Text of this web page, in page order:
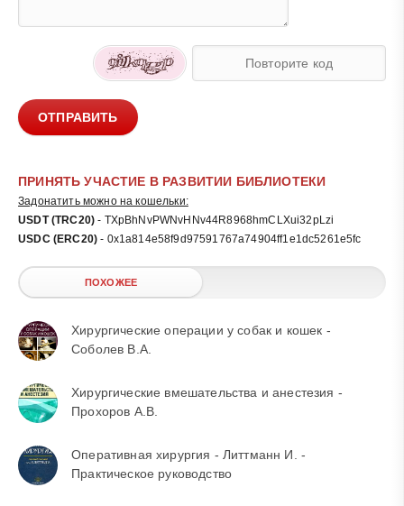
ОТПРАВИТЬ
ПРИНЯТЬ УЧАСТИЕ В РАЗВИТИИ БИБЛИОТЕКИ
Задонатить можно на кошельки:
USDT (TRC20) - TXpBhNvPWNvHNv44R8968hmCLXui32pLzi
USDC (ERC20) - 0x1a814e58f9d97591767a74904ff1e1dc5261e5fc
ПОХОЖЕЕ
Хирургические операции у собак и кошек -
Соболев В.А.
Хирургические вмешательства и анестезия -
Прохоров А.В.
Оперативная хирургия - Литтманн И. -
Практическое руководство